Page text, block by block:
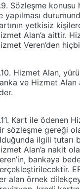
Sözleşme konusu
yapılması
yetkisiz
Alan’a aittir.
Veren’den
Hizmet Alan,
ve Hizmet Alan
Kart ile ödenen
sözleşme gereği
ilgili tutarı
Alan’a nakit
bankaya
alan örnek